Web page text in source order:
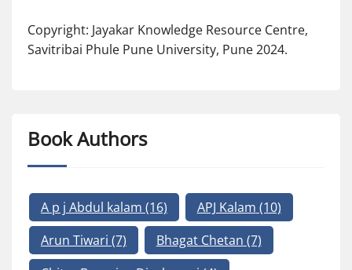
Copyright: Jayakar Knowledge Resource Centre,
Savitribai Phule Pune University, Pune 2024.
Book Authors
A p j Abdul kalam (16) APJ Kalam (10)
Arun Tiwari (7) Bhagat Chetan (7)